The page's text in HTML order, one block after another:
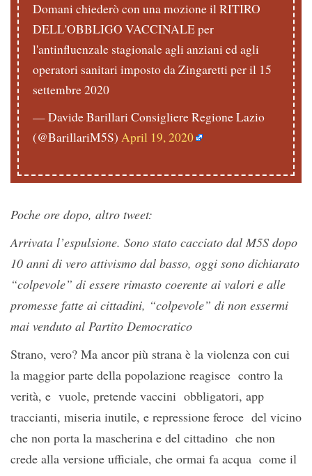
Domani chiederò con una mozione il RITIRO
DELL'OBBLIGO VACCINALE per
l'antinfluenzale stagionale agli anziani ed agli
operatori sanitari imposto da Zingaretti per il 15
settembre 2020
— Davide Barillari Consigliere Regione Lazio
(@BarillariM5S) April 19, 2020
Poche ore dopo, altro tweet:
Arrivata l’espulsione. Sono stato cacciato dal M5S dopo
10 anni di vero attivismo dal basso, oggi sono dichiarato
“colpevole” di essere rimasto coerente ai valori e alle
promesse fatte ai cittadini, “colpevole” di non essermi
mai venduto al Partito Democratico
Strano, vero? Ma ancor più strana è la violenza con cui
la maggior parte della popolazione reagisce contro la
verità, e vuole, pretende vaccini obbligatori, app
traccianti, miseria inutile, e repressione feroce del vicino
che non porta la mascherina e del cittadino che non
crede alla versione ufficiale, che ormai fa acqua come il